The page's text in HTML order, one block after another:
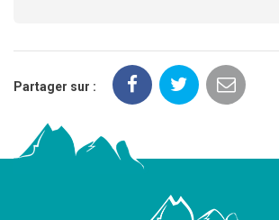
Partager sur :